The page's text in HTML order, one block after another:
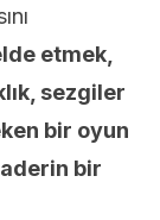
etmek,
sezgiler
bir oyun
bir